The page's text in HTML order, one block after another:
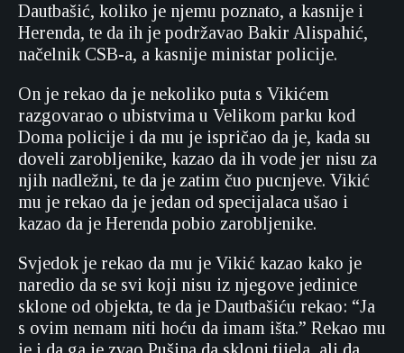
Dautbašić, koliko je njemu poznato, a kasnije i
Herenda, te da ih je podržavao Bakir Alispahić,
načelnik CSB-a, a kasnije ministar policije.
On je rekao da je nekoliko puta s Vikićem
razgovarao o ubistvima u Velikom parku kod
Doma policije i da mu je ispričao da je, kada su
doveli zarobljenike, kazao da ih vode jer nisu za
njih nadležni, te da je zatim čuo pucnjeve. Vikić
mu je rekao da je jedan od specijalaca ušao i
kazao da je Herenda pobio zarobljenike.
Svjedok je rekao da mu je Vikić kazao kako je
naredio da se svi koji nisu iz njegove jedinice
sklone od objekta, te da je Dautbašiću rekao: “Ja
s ovim nemam niti hoću da imam išta.” Rekao mu